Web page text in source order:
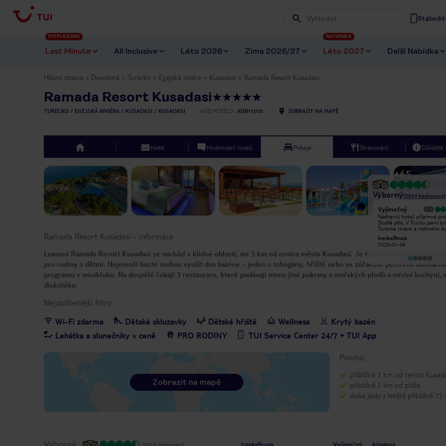
Wpisz frazę, której szukasz
Last Minute
POPULÁRNÍ
All Inclusive Léto 2026 Zima 2026/27 Léto 2027
NOVINKA
Další Nabídka
Hlavní strana Dovolená Turecko Egejská riviéra Kusadasi Ramada Resort Kusadasi
Ramada Resort Kusadasi
TURECKO EGEJSKÁ RIVIÉRA KUSADASI KUSADASI KÓD HOTELU ADB11050 ZOBRAZIT NA MAPĚ
top Hotel Hodnocení hostů Pokoje Stravování Důležité
Previous slide +65
Výborný(5014 hodnocení)
Jídlo hrozné Hotel velmi čistý
manželská lůžka, jak je uvedeno v
cestovních kancelářích, a požádali
jsme o vložení další postele do
našeho pokoje. . . . . otevřeli
pohovku, která byla asi 4 palce
hluboká, když jsme si znovu
Vyjímečný
Nádherný hotel, příjemné
Skvělé jidlo. V Trucku jsem
Turecke riviere a rozhodne
Egejskou. Moře nekdy
zalezi hodne na pocasi a prilivu.
IrenkaBruza
2020-01-06
Ramada Resort Kusadasi - informace
Luxusní Ramada Resort Kusadasi se nachází v klidné oblasti, asi 3 km od centra města Kusadasi. Je to ideální místo jak pro
pro rodiny s dětmi. Nejmenší hosté mohou využít dva bazény – jeden s tobogány, hřiště nebo se zúčastnit pestrého
programu v miniklubu. Na dospělé čekají 3 restaurace, které podávají mimo jiné pokrmy z mořských plodů a místní kuchyni, a
diskotéka.
Nejoblíbenější filtry:
Wi-Fi zdarma
Dětské skluzavky Dětské hřiště Wellness
Krytý bazén
Lehátka a slunečníky v ceně
PRO RODINY TUI Service Center 24/7 + TUI App
Poloha:
přibližně 3 km od centra
přibližně 2 km od pláže
doba jízdy z letiště přibližně 75
Zobrazit na mapě
(5014 hodnocení)
IrenkaBruza
Vyjímečný
krisslane